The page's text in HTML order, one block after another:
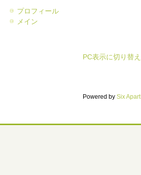
プロフィール
メイン
PC表示に切り替え
Powered by Six Apart